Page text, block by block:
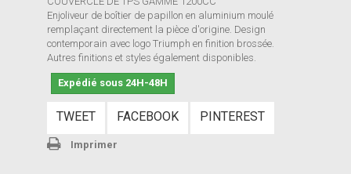
Enjoliveur de boîtier de papillon en aluminium moulé
remplaçant directement la pièce d'origine. Design
contemporain avec logo Triumph en finition brossée.
Autres finitions et styles également disponibles.
Expédié sous 24H-48H
TWEET FACEBOOK PINTEREST
Imprimer